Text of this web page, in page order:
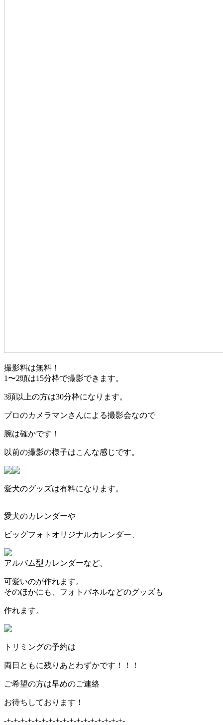
撮影料は無料！
1〜2頭は15分枠で撮影できます。
3頭以上の方は30分枠になります。
プロのカメラマンさんによる撮影会なので
腕は確かです！
以前の撮影の様子はこんな感じです。
愛犬のグッズは有料になります。
愛犬のカレンダーや
ビッグフォトオリジナルカレンダー、
アルバム型カレンダーなど、
可愛いのが作れます。
そのほかにも、フォトパネルなどのグッズも
作れます。
トリミングの予約は
両日ともに残りあとわずかです！！！
ご希望の方は早めのご連絡
お待ちしております！
-+-+-+-+-+-+-+-+-+-+-+-+-+-+-+-+-+-